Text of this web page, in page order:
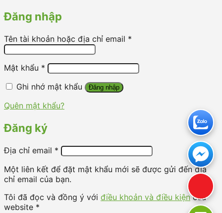
Đăng nhập
Tên tài khoản hoặc địa chỉ email *
Mật khẩu *
Ghi nhớ mật khẩu
Đăng nhập
Quên mật khẩu?
Đăng ký
Địa chỉ email *
Một liên kết để đặt mật khẩu mới sẽ được gửi đến địa
chỉ email của bạn.
Tôi đã đọc và đồng ý với điều khoản và điều kiệncủa
website *